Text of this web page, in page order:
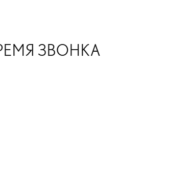
ЗВОНКА